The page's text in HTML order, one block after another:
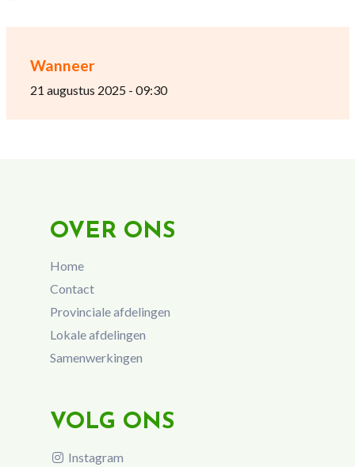
Wanneer
21 augustus 2025 - 09:30
OVER ONS
Home
Contact
Provinciale afdelingen
Lokale afdelingen
Samenwerkingen
VOLG ONS
Instagram